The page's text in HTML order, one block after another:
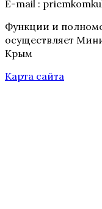
E-mail :
Функции и
осуществляет
Крым
Карта сайта